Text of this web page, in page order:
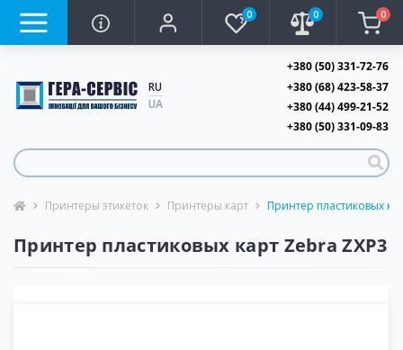
0 0 0
RU
UA
+380 (50) 331-72-76
+380 (68) 423-58-37
+380 (44) 499-21-52
+380 (50) 331-09-83
Принтеры этикеток Принтеры карт Принтер пластиковых
Принтер пластиковых карт Zebra ZXP3